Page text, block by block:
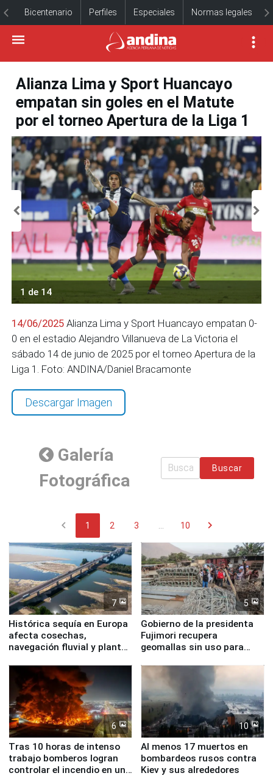
Bicentenario Perfiles Especiales Normas legales
Alianza Lima y Sport Huancayo
empatan sin goles en el Matute
por el torneo Apertura de la Liga 1
1 de 14
14/06/2025 Alianza Lima y Sport Huancayo empatan 0-
0 en el estadio Alejandro Villanueva de La Victoria el
sábado 14 de junio de 2025 por el torneo Apertura de la
Liga 1. Foto: ANDINA/Daniel Bracamonte
Descargar Imagen
Galería
Fotográfica
Buscar
chevron_left 1 2 3 10 chevron_right
7
Histórica sequía en Europa
afecta cosechas,
navegación fluvial y plantas
5
Gobierno de la presidenta
Fujimori recupera
geomallas sin uso para
Fenómeno El Niño
6
Tras 10 horas de intenso
trabajo bomberos logran
controlar el incendio en una
10
Al menos 17 muertos en
bombardeos rusos contra
Kiev y sus alrededores